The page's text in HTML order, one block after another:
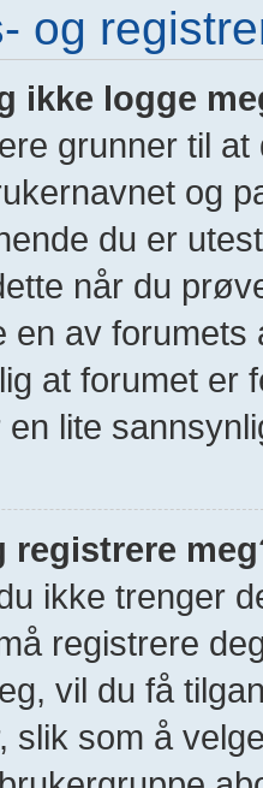
og
ikke logge
grunner til
og
du er
når du
en av
at forumet er
lite
registrere
ikke trenger
registrere
vil du få
slik som å